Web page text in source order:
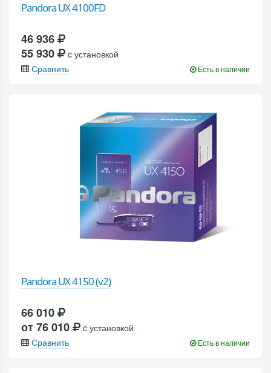
Pandora UX 4100FD
46 936
55 930
c установкой
Сравнить
Есть в наличии
Pandora UX 4150 (v2)
66 010
от 76 010
c установкой
Сравнить
Есть в наличии